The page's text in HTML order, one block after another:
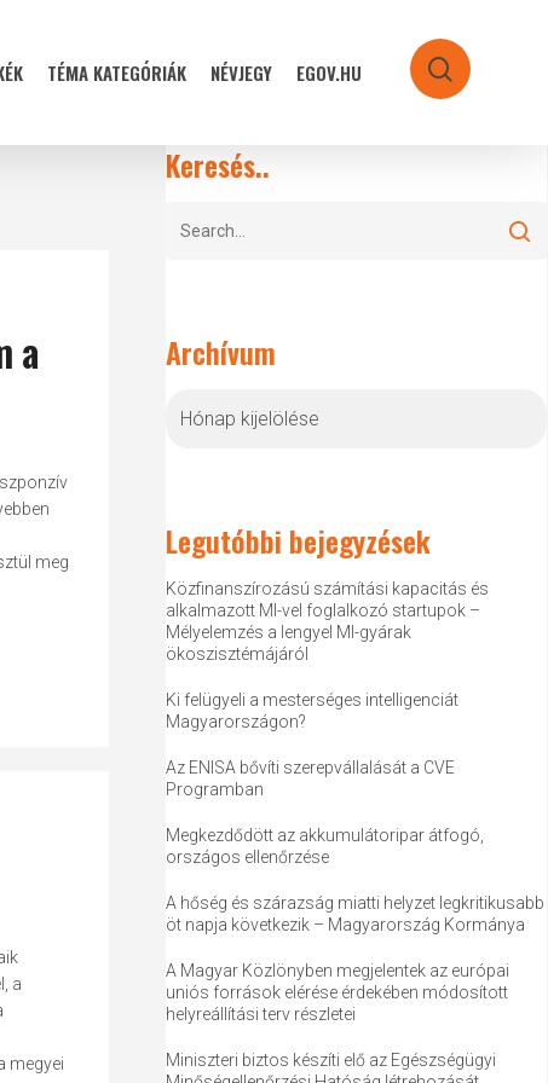
TÉMA KATEGÓRIÁK NÉVJEGY EGOV.HU search
a
meg
a
megyei
Keresés..
Archívum
Legutóbbi bejegyzések
Közfinanszírozású számítási kapacitás és
alkalmazott MI-vel foglalkozó startupok –
Mélyelemzés a lengyel MI-gyárak
ökoszisztémájáról
Ki felügyeli a mesterséges intelligenciát
Magyarországon?
Az ENISA bővíti szerepvállalását a CVE
Programban
Megkezdődött az akkumulátoripar átfogó,
országos ellenőrzése
A hőség és szárazság miatti helyzet legkritikusabb
öt napja következik – Magyarország Kormánya
A Magyar Közlönyben megjelentek az európai
uniós források elérése érdekében módosított
helyreállítási terv részletei
Miniszteri biztos készíti elő az Egészségügyi